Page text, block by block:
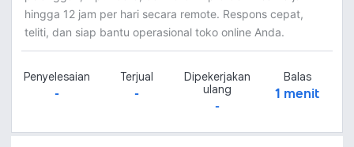
hingga 12 jam per hari secara remote. Respons cepat,
teliti, dan siap bantu operasional toko online Anda.
Penyelesaian
-
Terjual
-
Dipekerjakan
ulang
-
Balas
1 menit